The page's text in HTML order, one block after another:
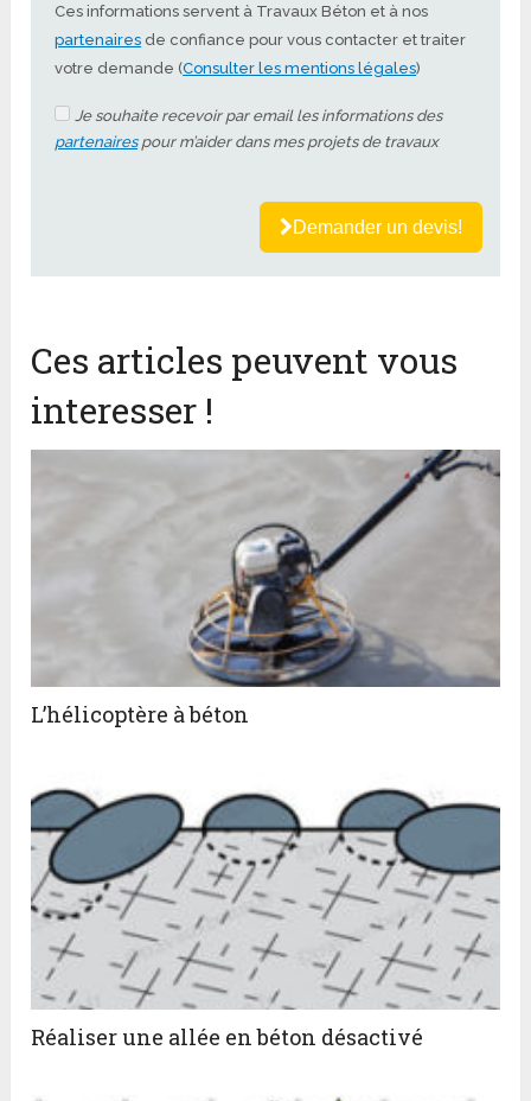
Ces informations servent à Travaux Béton et à nos
partenaires de confiance pour vous contacter et traiter
votre demande (Consulter les mentions légales)
Je souhaite recevoir par email les informations des
partenairespour m’aider dans mes projets de travaux
Demander un devis!
Ces articles peuvent vous
interesser !
L’hélicoptère à béton
Réaliser une allée en béton désactivé